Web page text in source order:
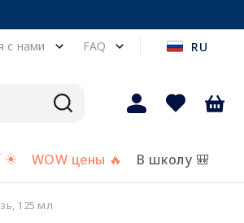
с нами FAQ RU
☀️ WOW цены 🔥 В школу 🎒
125 мл